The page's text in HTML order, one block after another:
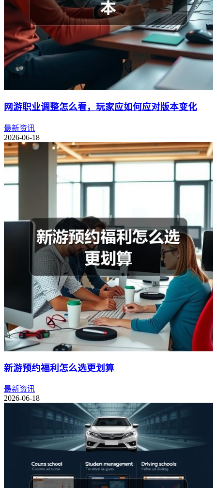
网游职业调整怎么看，玩家应如何应对版本变化
最新资讯
2026-06-18
新游预约福利怎么选更划算
最新资讯
2026-06-18